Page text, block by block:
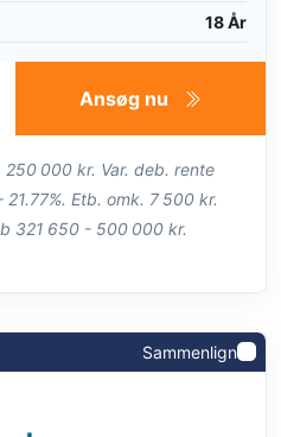
18 År
Ansøg nu
000 kr. Var. deb. rente
21.77%. Etb. omk. 7 500 kr.
321 650 - 500 000 kr.
Sammenlign